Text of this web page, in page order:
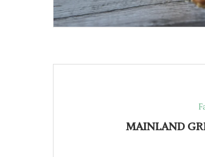
MAINLAND